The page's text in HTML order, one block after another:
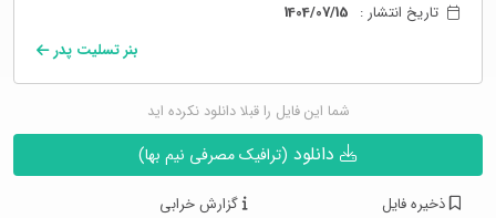
تاریخ انتشار : 1404/07/15
بنر تسلیت پدر
شما این فایل را قبلا دانلود نکرده اید
(ترافیک مصرفی نیم بها)
ذخیره فایل گزارش خرابی